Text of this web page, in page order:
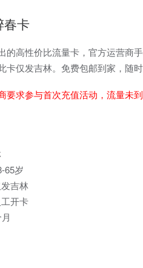
春卡
的高性价比流量卡，官方运营商
卡仅发吉林。免费包邮到家，随时
要求参与首次充值活动，流量未
65岁
吉林
开卡